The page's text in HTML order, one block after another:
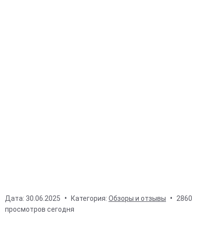
Дата: 30.06.2025 Категория: Обзоры и отзывы
2860
просмотров сегодня